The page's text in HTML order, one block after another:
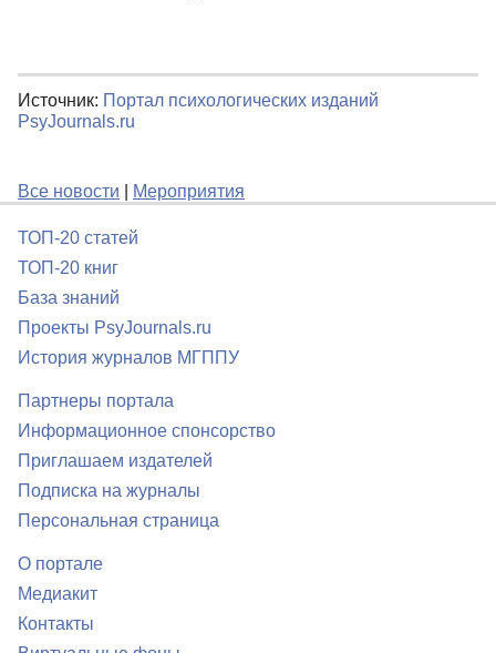
Источник: Портал психологических изданий
PsyJournals.ru
Все новости Мероприятия
ТОП-20 статей
ТОП-20 книг
База знаний
Проекты PsyJournals.ru
История журналов МГППУ
Партнеры портала
Информационное спонсорство
Приглашаем издателей
Подписка на журналы
Персональная страница
О портале
Медиакит
Контакты